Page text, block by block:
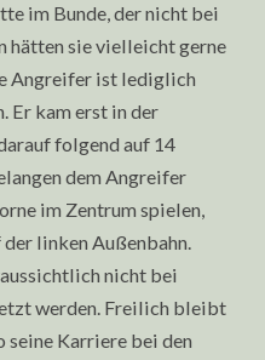
im Bunde, der nicht bei
hätten sie vielleicht gerne
Angreifer ist lediglich
Er kam erst in der
folgend auf 14
dem Angreifer
im Zentrum spielen,
der linken Außenbahn.
nicht bei
werden. Freilich bleibt
seine Karriere bei den